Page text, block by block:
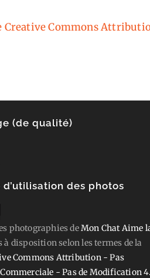
Creative Commons
(de qualité)
des photos
photographiesdeMon Chat Aime
à disposition selon les termes de la
Commons Attribution - Pas
- Pas de Modification